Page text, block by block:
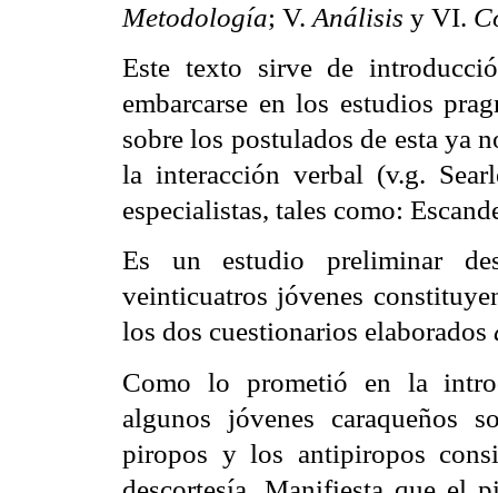
Metodología; V. Análisis y VI.
Este texto sirve de
embarcarse en los estudios
sobre los postulados de esta ya
la interacción verbal (v.g.
especialistas, tales como:
Es un estudio preliminar
veinticuatros jóvenes
los dos cuestionarios elaborados
Como lo prometió en la
algunos jóvenes caraqueños
piropos y los antipiropos